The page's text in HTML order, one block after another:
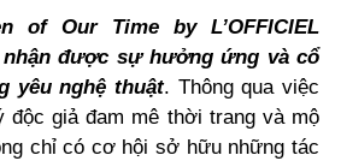
of Our Time by L’OFFICIEL
nhận được sự hưởng ứng và cổ
yêu nghệ thuật. Thông qua việc
độc giả đam mê thời trang và mộ
chỉ có cơ hội sở hữu những tác